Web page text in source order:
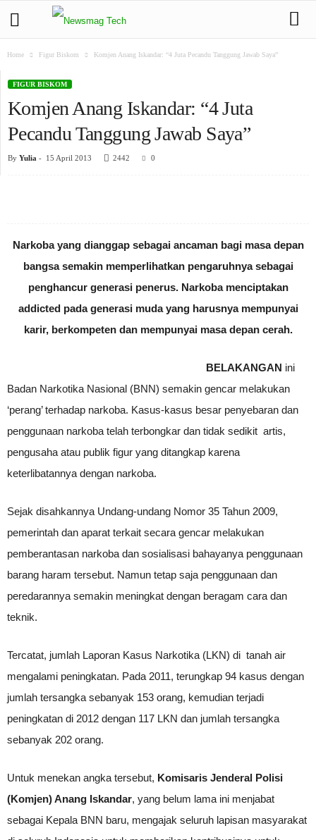
Home Figur Biskom Komjen Anang Iskandar: “4 Juta Pecandu Tanggung Jawab Saya”
FIGUR BISKOM
Komjen Anang Iskandar: “4 Juta
Pecandu Tanggung Jawab Saya”
By Yulia - 15 April 2013 2442 0
Narkoba yang dianggap sebagai ancaman bagi masa depan
bangsa semakin memperlihatkan pengaruhnya sebagai
penghancur generasi penerus. Narkoba menciptakan
addicted pada generasi muda yang harusnya mempunyai
karir, berkompeten dan mempunyai masa depan cerah.
BELAKANGAN ini
Badan Narkotika Nasional (BNN) semakin gencar melakukan
‘perang’ terhadap narkoba. Kasus-kasus besar penyebaran dan
penggunaan narkoba telah terbongkar dan tidak sedikit artis,
pengusaha atau publik figur yang ditangkap karena
keterlibatannya dengan narkoba.
Sejak disahkannya Undang-undang Nomor 35 Tahun 2009,
pemerintah dan aparat terkait secara gencar melakukan
pemberantasan narkoba dan sosialisasi bahayanya penggunaan
barang haram tersebut. Namun tetap saja penggunaan dan
peredarannya semakin meningkat dengan beragam cara dan
teknik.
Tercatat, jumlah Laporan Kasus Narkotika (LKN) di tanah air
mengalami peningkatan. Pada 2011, terungkap 94 kasus dengan
jumlah tersangka sebanyak 153 orang, kemudian terjadi
peningkatan di 2012 dengan 117 LKN dan jumlah tersangka
sebanyak 202 orang.
Untuk menekan angka tersebut, Komisaris Jenderal Polisi
(Komjen) Anang Iskandar, yang belum lama ini menjabat
sebagai Kepala BNN baru, mengajak seluruh lapisan masyarakat